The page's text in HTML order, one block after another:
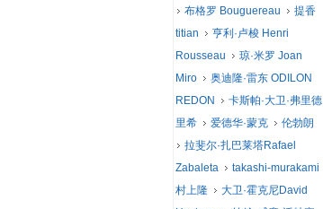
布格罗 Bouguereau
提香
titian
亨利·卢梭 Henri
Rousseau
琼·米罗 Joan
Miro
奥迪隆·雷东 ODILON
REDON
卡斯帕·大卫·弗里德
里希
爱德华·蒙克
伦勃朗
拉斐尔·扎巴莱塔Rafael
Zabaleta
takashi-murakami
村上隆
大卫·霍克尼David